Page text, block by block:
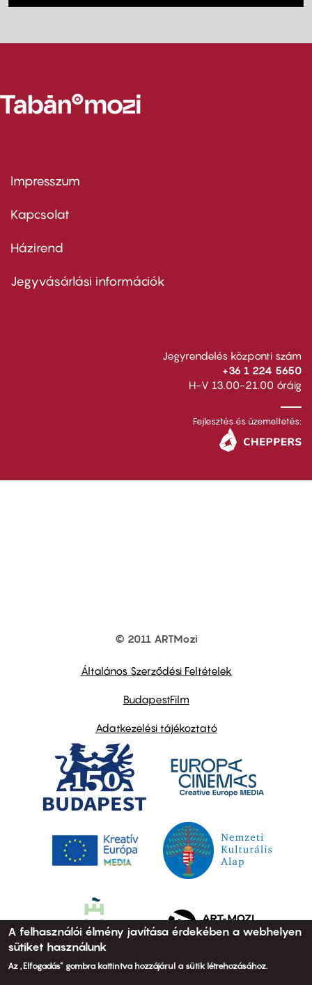
Footer
first
Impresszum
Kapcsolat
Footer
second
Házirend
Jegyvásárlási információk
Jegyrendelés központi szám
+36 1 224 5650
H-V 13.00-21.00 óráig
Fejlesztés és üzemeltetés:
© 2011 ARTMozi
Általános Szerződési Feltételek
BudapestFilm
Adatkezelési tájékoztató
A felhasználói élmény javítása érdekében a webhelyen
sütiket használunk
Az „Elfogadás” gombra kattintva hozzájárul a sütik létrehozásához.